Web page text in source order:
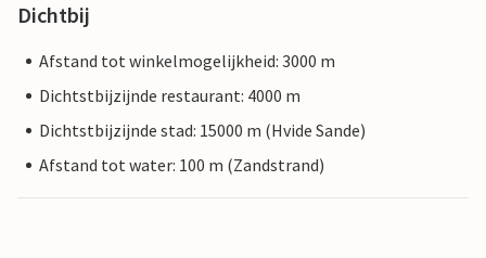
Dichtbij
Afstand tot winkelmogelijkheid: 3000 m
Dichtstbijzijnde restaurant: 4000 m
Dichtstbijzijnde stad: 15000 m (Hvide Sande)
Afstand tot water: 100 m (Zandstrand)